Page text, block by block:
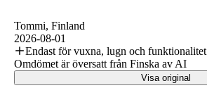
Tommi, Finland
2026-08-01
Endast för vuxna, lugn och funktionalitet
Omdömet är översatt från Finska av AI
Visa original